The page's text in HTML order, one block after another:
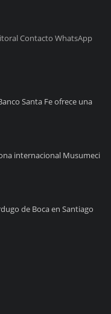
Contacto WhatsApp
Santa Fe ofrece una
internacional Musumeci
de Boca en Santiago